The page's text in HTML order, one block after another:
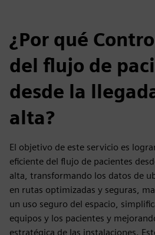
¿Por qué
del flujo de
desde la
alta?
El objetivo de este servicio es
eficiente del flujo de pacientes
alta, transformando los datos de
en rutas optimizadas y seguras,
un uso seguro del espacio,
equipos y los pacientes y
estratégica de las instalaciones.